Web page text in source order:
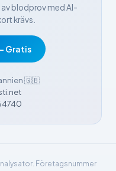
blodprov med AI-
krävs.
Gratis
🇬🇧
Företagsnummer